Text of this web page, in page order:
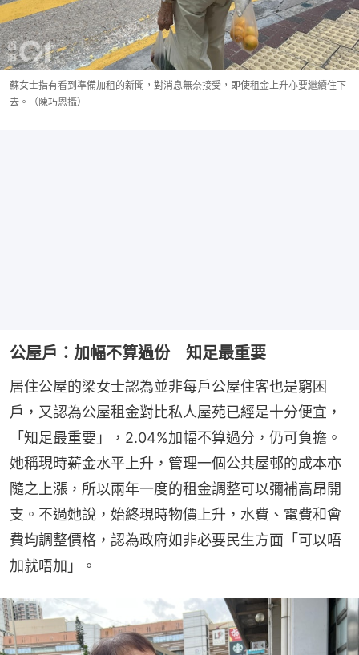
蘇女士指有看到準備加租的新聞，對消息無奈接受，即使租金上升亦要繼續住下
去。（陳巧恩攝）
公屋戶：加幅不算過份 知足最重要
居住公屋的梁女士認為並非每戶公屋住客也是窮困
戶，又認為公屋租金對比私人屋苑已經是十分便宜，
「知足最重要」，2.04%加幅不算過分，仍可負擔。
她稱現時薪金水平上升，管理一個公共屋邨的成本亦
隨之上漲，所以兩年一度的租金調整可以彌補高昂開
支。不過她說，始終現時物價上升，水費、電費和會
費均調整價格，認為政府如非必要民生方面「可以唔
加就唔加」。